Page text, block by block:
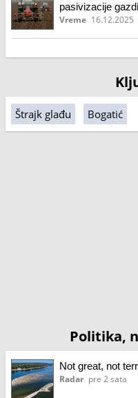
pasivizacije
Vreme 16.12.2025
Štrajk glađu Bogatić
Politika,
Not great, not
Radar pre 2 sata